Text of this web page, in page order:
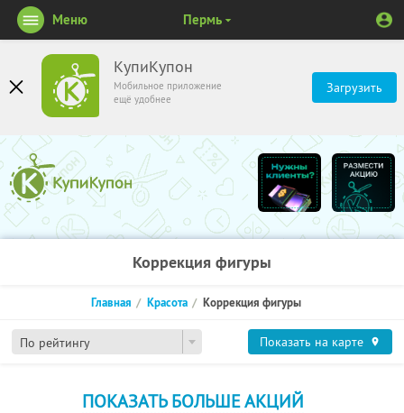
КупиКупон
Мобильное приложение
ещё удобнее
Загрузить
Меню Пермь
Коррекция фигуры
По рейтингу
Главная Красота Коррекция фигуры
Показать на карте
ПОКАЗАТЬ БОЛЬШЕ АКЦИЙ